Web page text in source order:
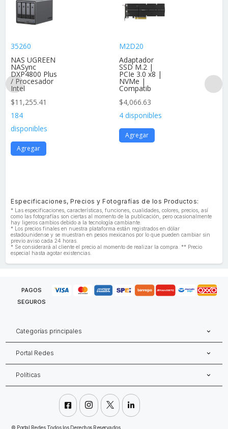
35260
NAS UGREEN
NASync
DXP4800 Plus
/ Procesador
Intel
$11,255.41
184
disponibles
Agregar
M2D20
Adaptador
SSD M.2 |
PCIe 3.0 x8 |
NVMe |
Compatib
$4,066.63
4 disponibles
Agregar
Especificaciones, Precios y Fotografías de los Productos:
* Las especificaciones, características, funciones, cualidades, colores, precios, así
como las fotografías son ciertas al momento de la publicación, pero ocasionalmente
hay ligeros cambios debido a la tecnología cambiante.
* Los precios finales en nuestra plataforma están registrados en dólar
estadounidense y se muestran en pesos mexicanos por lo que pueden cambiar sin
previo aviso cada 24 horas.
* Se considerará al cliente el precio al momento de realizar la compra. ** Precio
especial hasta agotar existencias.
PAGOS
SEGUROS
Categorías principales
Portal Redes
Políticas
   
©Portal Redes Todos los Derechos Reservados.